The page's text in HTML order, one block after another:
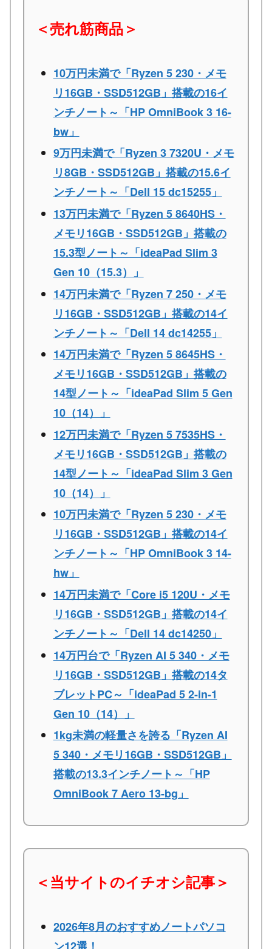
＜売れ筋商品＞
10万円未満で「Ryzen 5 230・メモ
リ16GB・SSD512GB」搭載の16イ
ンチノート～「HP OmniBook 3 16-
bw」
9万円未満で「Ryzen 3 7320U・メモ
リ8GB・SSD512GB」搭載の15.6イ
ンチノート～「Dell 15 dc15255」
13万円未満で「Ryzen 5 8640HS・
メモリ16GB・SSD512GB」搭載の
15.3型ノート～「ideaPad Slim 3
Gen 10（15.3）」
14万円未満で「Ryzen 7 250・メモ
リ16GB・SSD512GB」搭載の14イ
ンチノート～「Dell 14 dc14255」
14万円未満で「Ryzen 5 8645HS・
メモリ16GB・SSD512GB」搭載の
14型ノート～「ideaPad Slim 5 Gen
10（14）」
12万円未満で「Ryzen 5 7535HS・
メモリ16GB・SSD512GB」搭載の
14型ノート～「ideaPad Slim 3 Gen
10（14）」
10万円未満で「Ryzen 5 230・メモ
リ16GB・SSD512GB」搭載の14イ
ンチノート～「HP OmniBook 3 14-
hw」
14万円未満で「Core i5 120U・メモ
リ16GB・SSD512GB」搭載の14イ
ンチノート～「Dell 14 dc14250」
14万円台で「Ryzen AI 5 340・メモ
リ16GB・SSD512GB」搭載の14タ
ブレットPC～「ideaPad 5 2-in-1
Gen 10（14）」
1kg未満の軽量さを誇る「Ryzen AI
5 340・メモリ16GB・SSD512GB」
搭載の13.3インチノート～「HP
OmniBook 7 Aero 13-bg」
＜当サイトのイチオシ記事＞
2026年8月のおすすめノートパソコ